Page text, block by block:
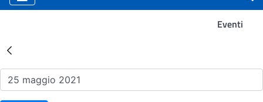
Eventi
Risultati della Ricerca -